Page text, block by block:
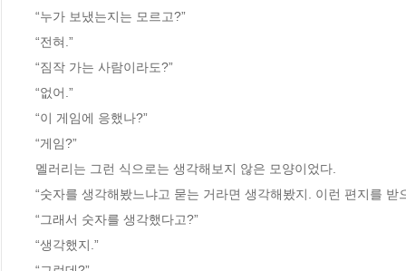
“누가 보냈는지는 모르고?”
“전혀.”
“짐작 가는 사람이라도?”
“없어.”
“이 게임에 응했나?”
“게임?”
멜러리는 그런 식으로는 생각해보지 않은 모양이었다.
“숫자를 생각해봤느냐고 묻는 거라면 생각해봤지. 이런 편지를 받
“그래서 숫자를 생각했다고?”
“생각했지.”